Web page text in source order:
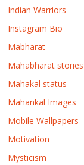
Indian Warriors
Instagram Bio
Mabharat
Mahabharat stories
Mahakal status
Mahankal Images
Mobile Wallpapers
Motivation
Mysticism